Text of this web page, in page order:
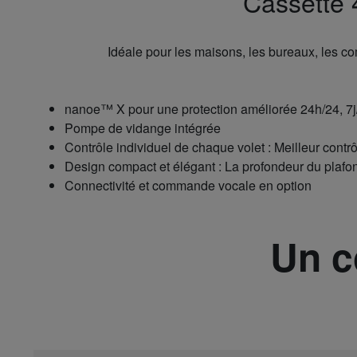
Idéale pour les maisons, les bureaux, les
nanoe™ X pour une protection améliorée 24h/24,
Pompe de vidange intégrée
Contrôle individuel de chaque volet : Meilleur
Design compact et élégant : La profondeur du
Connectivité et commande vocale en option
Un